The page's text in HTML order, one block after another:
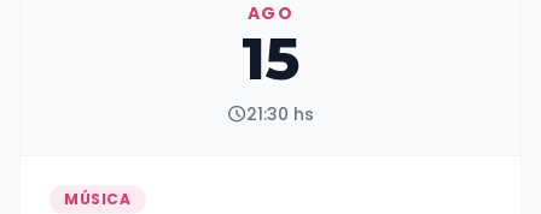
AGO
15
schedule21:30 hs
MÚSICA